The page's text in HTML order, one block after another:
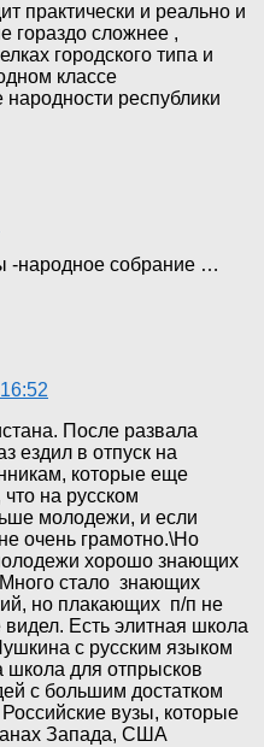
практически и реально и
гораздо сложнее ,
городского типа и
классе
республики
-народное собрание …
После развала
ездил в отпуск на
которые еще
на русском
молодежи, и если
очень грамотно.\Но
хорошо знающих
стало знающих
но плакающих п/п не
видел. Есть элитная школа
с русским языком
школа для отпрысков
с большим достатком
вузы, которые
Запада, США